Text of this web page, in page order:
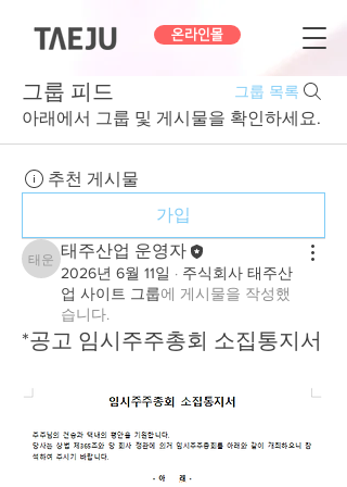
온라인몰
그룹 피드 그룹 목록
아래에서 그룹 및 게시물을 확인하세요.
추천 게시물
가입
태주산업 운영자
태주산업 운영자
2026년 6월 11일 · 주식회사 태주산
업 사이트 그룹에 게시물을 작성했
습니다.
*공고 임시주주총회 소집통지서